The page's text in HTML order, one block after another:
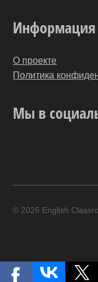
Информация
О проекте
Политика
Мы в
© 2026 English